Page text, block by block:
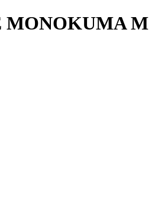
MONOKUMA M